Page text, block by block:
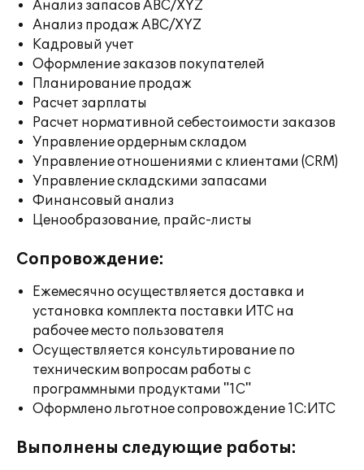
Анализ запасов ABC/XYZ
Анализ продаж ABC/XYZ
Кадровый учет
Оформление заказов покупателей
Планирование продаж
Расчет зарплаты
Расчет нормативной себестоимости заказов
Управление ордерным складом
Управление отношениями с клиентами (CRM)
Управление складскими запасами
Финансовый анализ
Ценообразование, прайс-листы
Сопровождение:
Ежемесячно осуществляется доставка и
установка комплекта поставки ИТС на
рабочее место пользователя
Осуществляется консультирование по
техническим вопросам работы с
программными продуктами "1С"
Оформлено льготное сопровождение 1С:ИТС
Выполнены следующие работы: